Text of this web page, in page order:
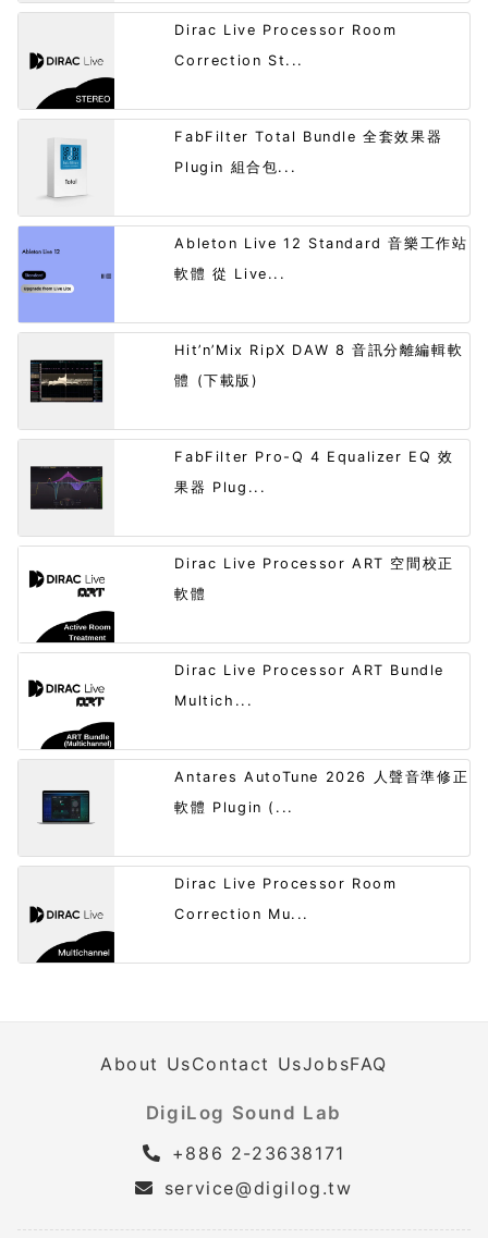
Dirac Live Processor Room
Correction St...
FabFilter Total Bundle 全套效果器
Plugin 組合包...
Ableton Live 12 Standard 音樂工作站
軟體 從 Live...
Hit’n’Mix RipX DAW 8 音訊分離編輯軟
體 (下載版)
FabFilter Pro-Q 4 Equalizer EQ 效
果器 Plug...
Dirac Live Processor ART 空間校正
軟體
Dirac Live Processor ART Bundle
Multich...
Antares AutoTune 2026 人聲音準修正
軟體 Plugin (...
Dirac Live Processor Room
Correction Mu...
About UsContact UsJobsFAQ
DigiLog Sound Lab
+886 2-23638171
service@digilog.tw